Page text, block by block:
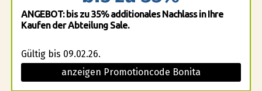
ANGEBOT: bis zu 35% additionales Nachlass in Ihre
Kaufen der Abteilung Sale.
Gültig bis 09.02.26.
anzeigen Promotioncode Bonita